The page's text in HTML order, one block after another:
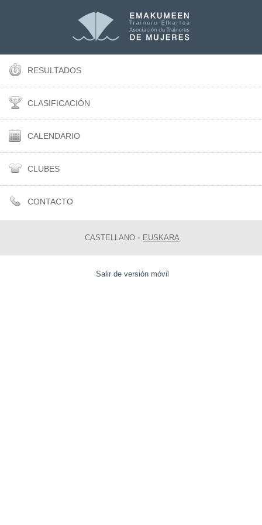
RESULTADOS
CLASIFICACIÓN
CALENDARIO
CLUBES
CONTACTO
CASTELLANO • EUSKARA
Salir de versión móvil